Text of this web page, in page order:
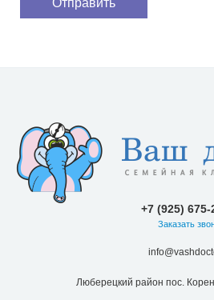
+7 (925) 675-
Заказать
Люберецкий район пос.